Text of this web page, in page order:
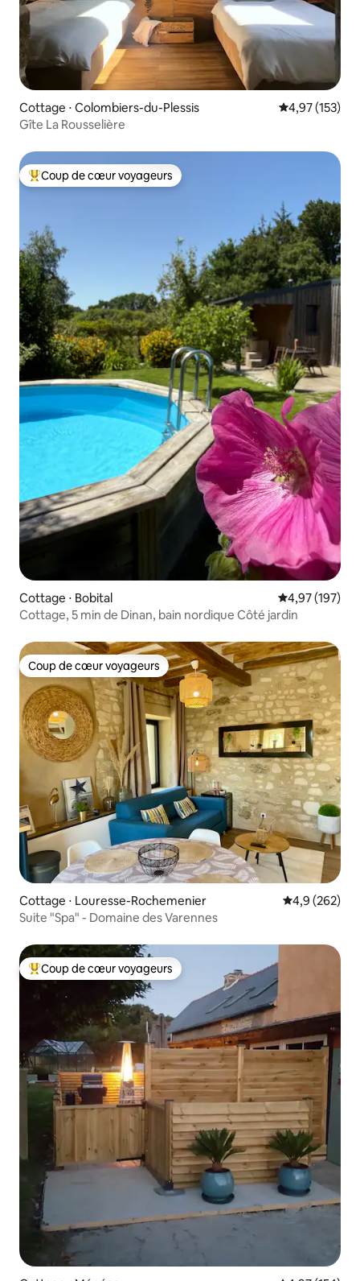
Cottage ⋅ Colombiers-du-Plessis Évaluation
4,97 (153)
Gîte La Rousselière
Coups de cœur voyageurs les plus appréciés
Coup de cœur voyageurs
Cottage ⋅ Bobital Évaluation
4,97 (197)
Cottage, 5 min de Dinan, bain nordique Côté jardin
Coup de cœur voyageurs
Coup de cœur voyageurs
Cottage ⋅ Louresse-Rochemenier Évaluation
4,9 (262)
Suite "Spa" - Domaine des Varennes
Coups de cœur voyageurs les plus appréciés
Coup de cœur voyageurs